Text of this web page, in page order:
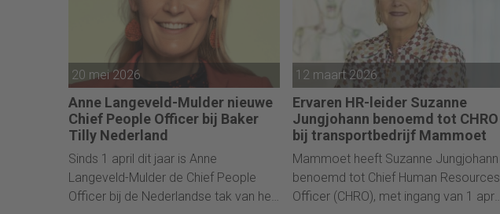
van ING Bank N.V.
20 mei 2026
Anne Langeveld-Mulder nieuwe
Chief People Officer bij Baker
Tilly Nederland
Sinds 1 april dit jaar is Anne
Langeveld-Mulder de Chief People
Officer bij de Nederlandse tak van het
12 maart 2026
Ervaren HR-leider Suzanne
Jungjohann benoemd tot CHRO
bij transportbedrijf Mammoet
Mammoet heeft Suzanne Jungjohann
benoemd tot Chief Human Resources
Officer (CHRO), met ingang van 1 april